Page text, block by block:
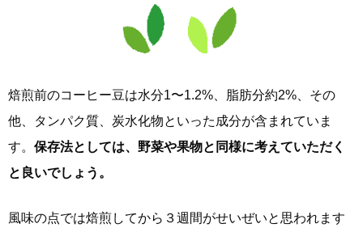
焙煎前のコーヒー豆は水分1〜1.2%、脂肪分約2%、その
他、タンパク質、炭水化物といった成分が含まれていま
す。 保存法としては、野菜や果物と同様に考えていただく
と良いでしょう。
風味の点では焙煎してから３週間がせいぜいと思われます